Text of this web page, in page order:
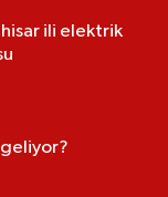
ili elektrik